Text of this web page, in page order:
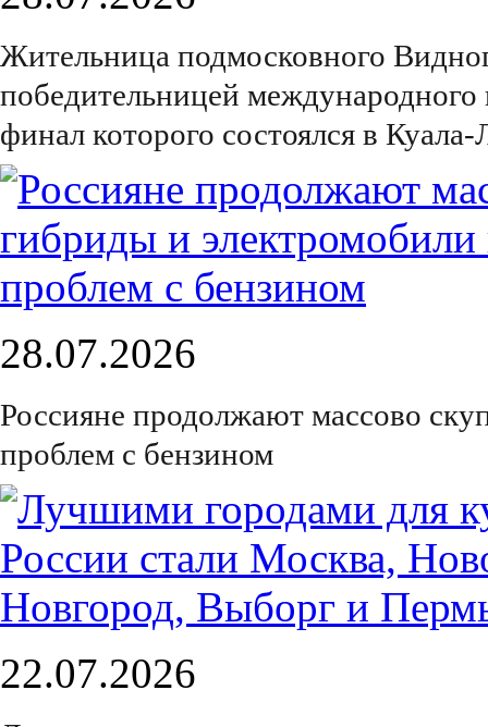
Жительница подмосковного
победительницей
финал которого состоялся в
28.07.2026
Россияне продолжают массово
проблем с бензином
22.07.2026